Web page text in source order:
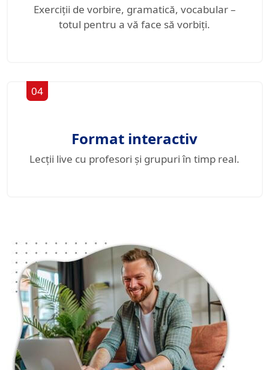
Exerciții de vorbire, gramatică, vocabular –
totul pentru a vă face să vorbiți.
Format interactiv
Lecții live cu profesori și grupuri în timp real.
04